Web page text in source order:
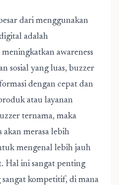
dari menggunakan
adalah
awareness
sosial yang luas, buzzer
dengan cepat dan
atau layanan
ternama, maka
akan merasa lebih
mengenal lebih jauh
Hal ini sangat penting
kompetitif, di mana